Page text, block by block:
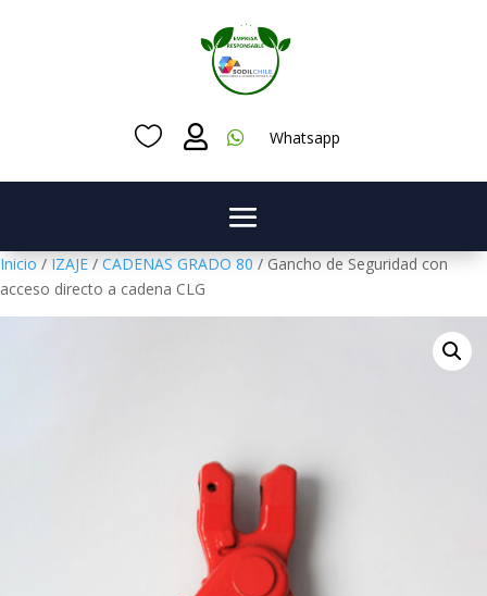
   Whatsapp
Inicio / IZAJE / CADENAS GRADO 80 / Gancho de Seguridad con
acceso directo a cadena CLG